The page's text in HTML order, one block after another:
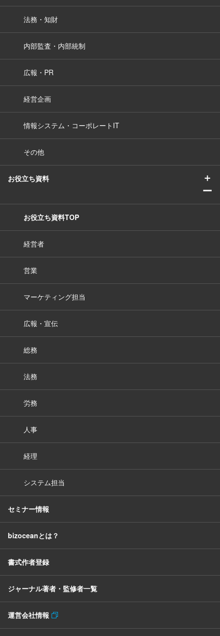
法務・知財
内部監査・内部統制
広報・PR
経営企画
情報システム・コーポレートIT
その他
お役立ち資料
＋
ー
お役立ち資料TOP
経営者
営業
マーケティング担当
広報・宣伝
総務
法務
労務
人事
経理
システム担当
セミナー情報
bizoceanとは？
書式作者登録
ジャーナル著者・監修者一覧
運営会社情報